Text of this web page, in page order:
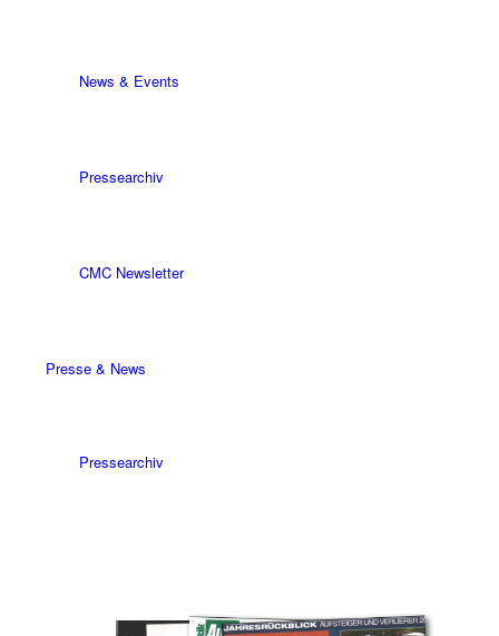
News & Events
Pressearchiv
CMC Newsletter
Presse & News
Pressearchiv